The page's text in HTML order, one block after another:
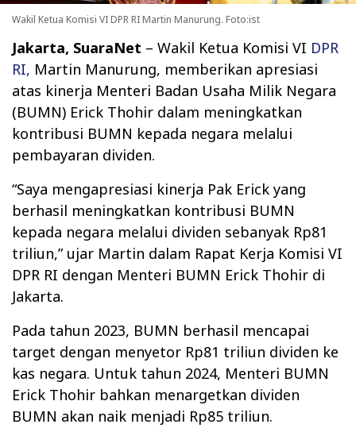
Wakil Ketua Komisi VI DPR RI Martin Manurung. Foto:ist
Jakarta, SuaraNet – Wakil Ketua Komisi VI DPR
RI, Martin Manurung, memberikan apresiasi
atas kinerja Menteri Badan Usaha Milik Negara
(BUMN) Erick Thohir dalam meningkatkan
kontribusi BUMN kepada negara melalui
pembayaran dividen.
“Saya mengapresiasi kinerja Pak Erick yang
berhasil meningkatkan kontribusi BUMN
kepada negara melalui dividen sebanyak Rp81
triliun,” ujar Martin dalam Rapat Kerja Komisi VI
DPR RI dengan Menteri BUMN Erick Thohir di
Jakarta.
Pada tahun 2023, BUMN berhasil mencapai
target dengan menyetor Rp81 triliun dividen ke
kas negara. Untuk tahun 2024, Menteri BUMN
Erick Thohir bahkan menargetkan dividen
BUMN akan naik menjadi Rp85 triliun.